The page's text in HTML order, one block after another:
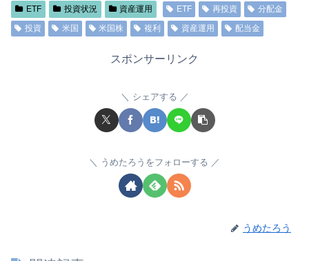
NISAへ資金移動）
ETF 投資状況 資産運用 ETF 再投資
分配金
投資
米国 米国株 複利 資産運用 配当金
スポンサーリンク
シェアする
うめたろうをフォローする
うめたろう